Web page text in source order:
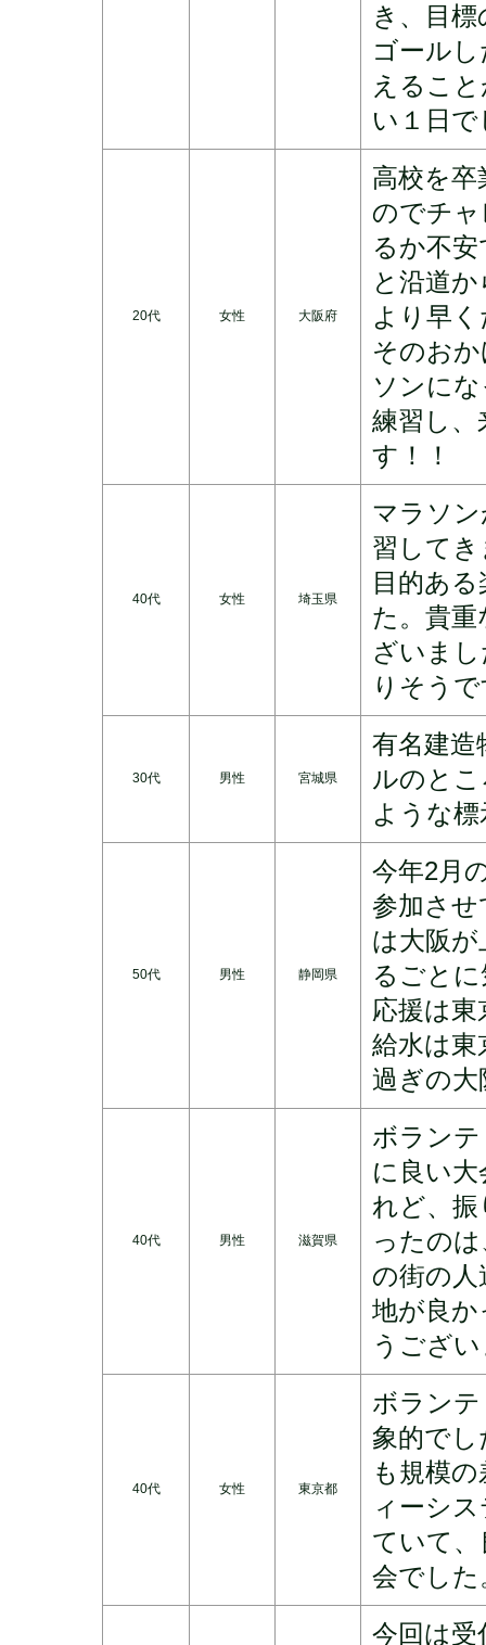
き、目
ゴール
えるこ
い１日
20代 女性 大阪府
高校を
のでチ
るか不
と沿道
より早
そのお
ソンに
練習し
す！！
40代 女性 埼玉県
マラソ
習して
目的あ
た。貴
ざいま
りそう
30代 男性 宮城県
有名建造
ルのと
ような
50代 男性 静岡県
今年2月
参加さ
は大阪
るごと
応援は
給水は東
過ぎの大
40代 男性 滋賀県
ボラン
に良い
れど、
ったの
の街の
地が良
うござ
40代 女性 東京都
ボラン
象的で
も規模
ィーシ
ていて
会でした
今回は